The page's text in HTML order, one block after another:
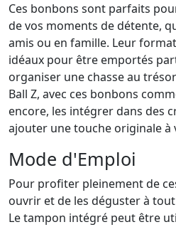
Ces bonbons sont parfaits
de vos moments de détente,
amis ou en famille. Leur
idéaux pour être emportés
organiser une chasse au
Ball Z, avec ces bonbons
encore, les intégrer dans des
ajouter une touche originale à
Mode d'Emploi
Pour profiter pleinement de
ouvrir et de les déguster à
Le tampon intégré peut être